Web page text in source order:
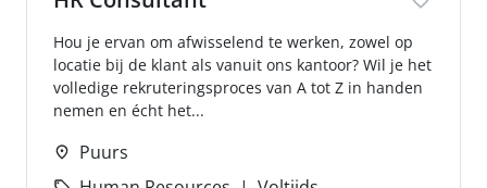
Hou je ervan om afwisselend te werken, zowel op
locatie bij de klant als vanuit ons kantoor? Wil je het
volledige rekruteringsproces van A tot Z in handen
nemen en écht het...
Puurs